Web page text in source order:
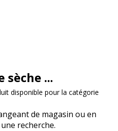
sèche ...
disponible pour la catégorie
de magasin ou en
recherche.